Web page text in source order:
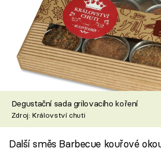
Degustační sada grilovacího koření
Zdroj: Království chuti
Další směs Barbecue kouřové